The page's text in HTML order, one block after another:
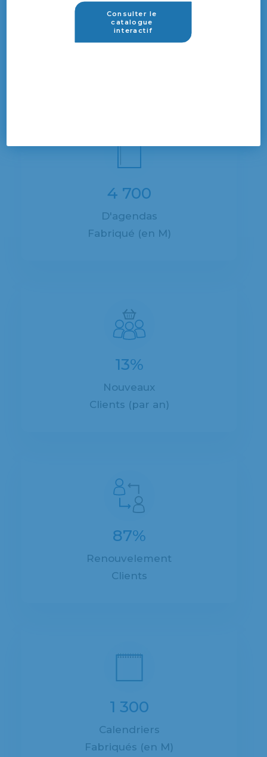
4 700
D'agendas
Fabriqué (en M)
13%
Nouveaux
Clients (par an)
87%
Renouvelement
Clients
1 300
Calendriers
Fabriqués (en M)
Consulter le
catalogue
interactif